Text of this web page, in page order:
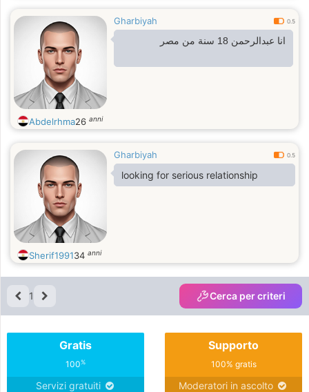
Gharbiyah 0.5
انا عبدالرحمن 18 سنة من مصر
Abdelrhma26 anni
Gharbiyah 0.5
looking for serious relationship
Sherif199134 anni
1 Cerca per criteri
Gratis
100%
Servizi gratuiti
Supporto
100% gratis
Moderatori in ascolto